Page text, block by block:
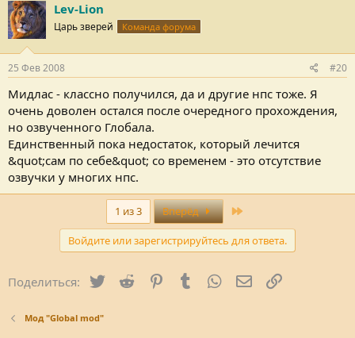
Lev-Lion
Царь зверей Команда форума
25 Фев 2008 #20
Мидлас - классно получился, да и другие нпс тоже. Я
очень доволен остался после очередного прохождения,
но озвученного Глобала.
Единственный пока недостаток, который лечится
&quot;сам по себе&quot; со временем - это отсутствие
озвучки у многих нпс.
1 из 3 Вперёд
Войдите или зарегистрируйтесь для ответа.
Поделиться: Twitter Reddit PinterestTumblr WhatsAppЭлектронная
Мод "Global mod"